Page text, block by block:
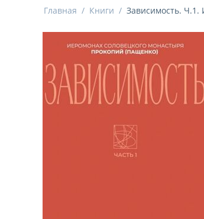
Главная / Книги / Зависимость.